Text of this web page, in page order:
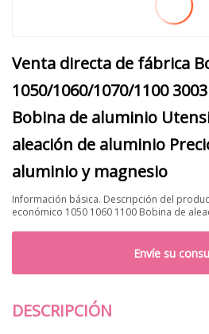
Venta directa de fábrica
1050/1060/1070/1100
Bobina de aluminio
aleación de aluminio
aluminio y magnesio
Información básica. Descripción del producto Fabricante Precio
económico 1050 1060 1100 Bobina de
Envíe su
DESCRIPCIÓN